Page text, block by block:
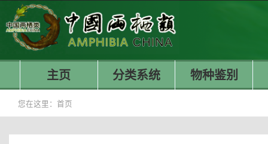
主页 分类系统 物种鉴别
您在这里： 首页